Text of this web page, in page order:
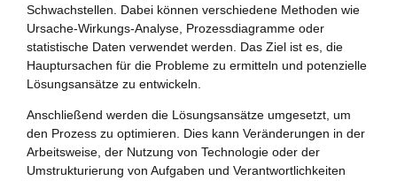
Schwachstellen. Dabei können verschiedene Methoden wie
Ursache-Wirkungs-Analyse, Prozessdiagramme oder
statistische Daten verwendet werden. Das Ziel ist es, die
Hauptursachen für die Probleme zu ermitteln und potenzielle
Lösungsansätze zu entwickeln.
Anschließend werden die Lösungsansätze umgesetzt, um
den Prozess zu optimieren. Dies kann Veränderungen in der
Arbeitsweise, der Nutzung von Technologie oder der
Umstrukturierung von Aufgaben und Verantwortlichkeiten